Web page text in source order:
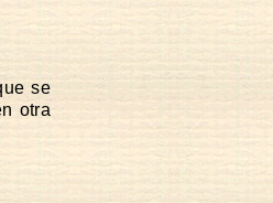
se
otra